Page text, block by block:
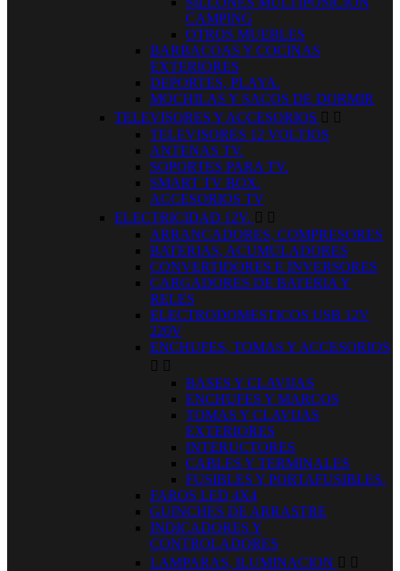
CAMPING
OTROS MUEBLES
BARBACOAS Y COCINAS
EXTERIORES
DEPORTES, PLAYA.
MOCHILAS Y SACOS DE DORMIR
TELEVISORES Y ACCESORIOS  
TELEVISORES 12 VOLTIOS
ANTENAS TV.
SOPORTES PARA TV.
SMART TV BOX.
ACCESORIOS TV
ELECTRICIDAD 12V.  
ARRANCADORES, COMPRESORES
BATERIAS, ACUMULADORES
CONVERTIDORES E INVERSORES
CARGADORES DE BATERIA Y
RELES
ELECTRODOMESTICOS USB 12V
220V
ENCHUFES, TOMAS Y ACCESORIOS
 
BASES Y CLAVIJAS
ENCHUFES Y MARCOS
TOMAS Y CLAVIJAS
EXTERIORES
INTERUCTORES
CABLES Y TERMINALES
FUSIBLES Y PORTAFUSIBLES.
FAROS LED 4X4
GUINCHES DE ARRASTRE
INDICADORES Y
CONTROLADORES
LAMPARAS, ILUMINACION  